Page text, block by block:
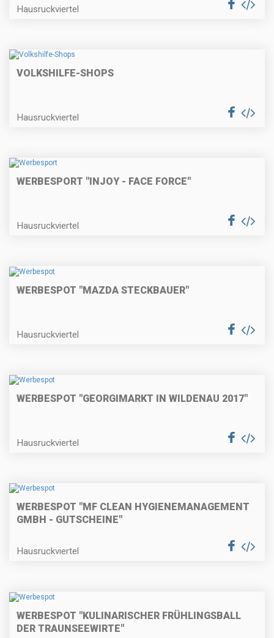
Hausruckviertel
VOLKSHILFE-SHOPS
Hausruckviertel
WERBESPORT "INJOY - FACE FORCE"
Hausruckviertel
WERBESPOT "MAZDA STECKBAUER"
Hausruckviertel
WERBESPOT "GEORGIMARKT IN WILDENAU 2017"
Hausruckviertel
WERBESPOT "MF CLEAN HYGIENEMANAGEMENT
GMBH - GUTSCHEINE"
Hausruckviertel
WERBESPOT "KULINARISCHER FRÜHLINGSBALL
DER TRAUNSEEWIRTE"